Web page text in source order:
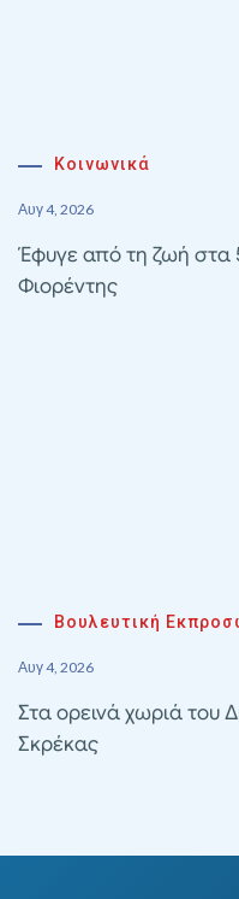
Κοινωνικά
Αυγ 4, 2026
Έφυγε από τη ζωή στα
Φιορέντης
Βουλευτική
Αυγ 4, 2026
Στα ορεινά χωριά
Σκρέκας